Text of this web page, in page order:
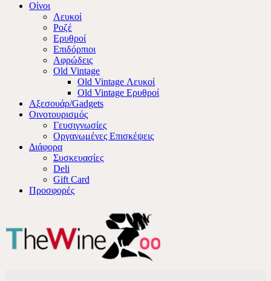
Οίνοι
Λευκοί
Ροζέ
Ερυθροί
Επιδόρπιοι
Αφρώδεις
Old Vintage
Old Vintage Λευκοί
Old Vintage Ερυθροί
Αξεσουάρ/Gadgets
Οινοτουρισμός
Γευσιγνωσίες
Οργανωμένες Επισκέψεις
Διάφορα
Συσκευασίες
Deli
Gift Card
Προσφορές